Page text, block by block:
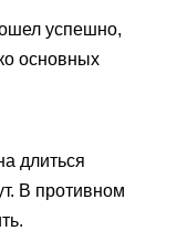
успешно,
основных
длиться
В противном